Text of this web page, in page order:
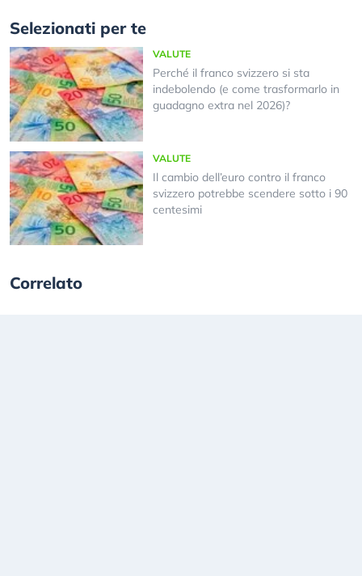
Selezionati per te
VALUTE
Perché il franco svizzero si sta
indebolendo (e come trasformarlo in
guadagno extra nel 2026)?
VALUTE
Il cambio dell’euro contro il franco
svizzero potrebbe scendere sotto i 90
centesimi
Correlato